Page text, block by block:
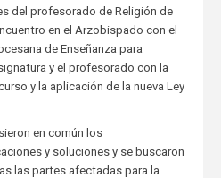
del profesorado de Religión de
en el Arzobispado con el
de Enseñanza para
y el profesorado con la
y la aplicación de la nueva Ley
en común los
y soluciones y se buscaron
las partes afectadas para la